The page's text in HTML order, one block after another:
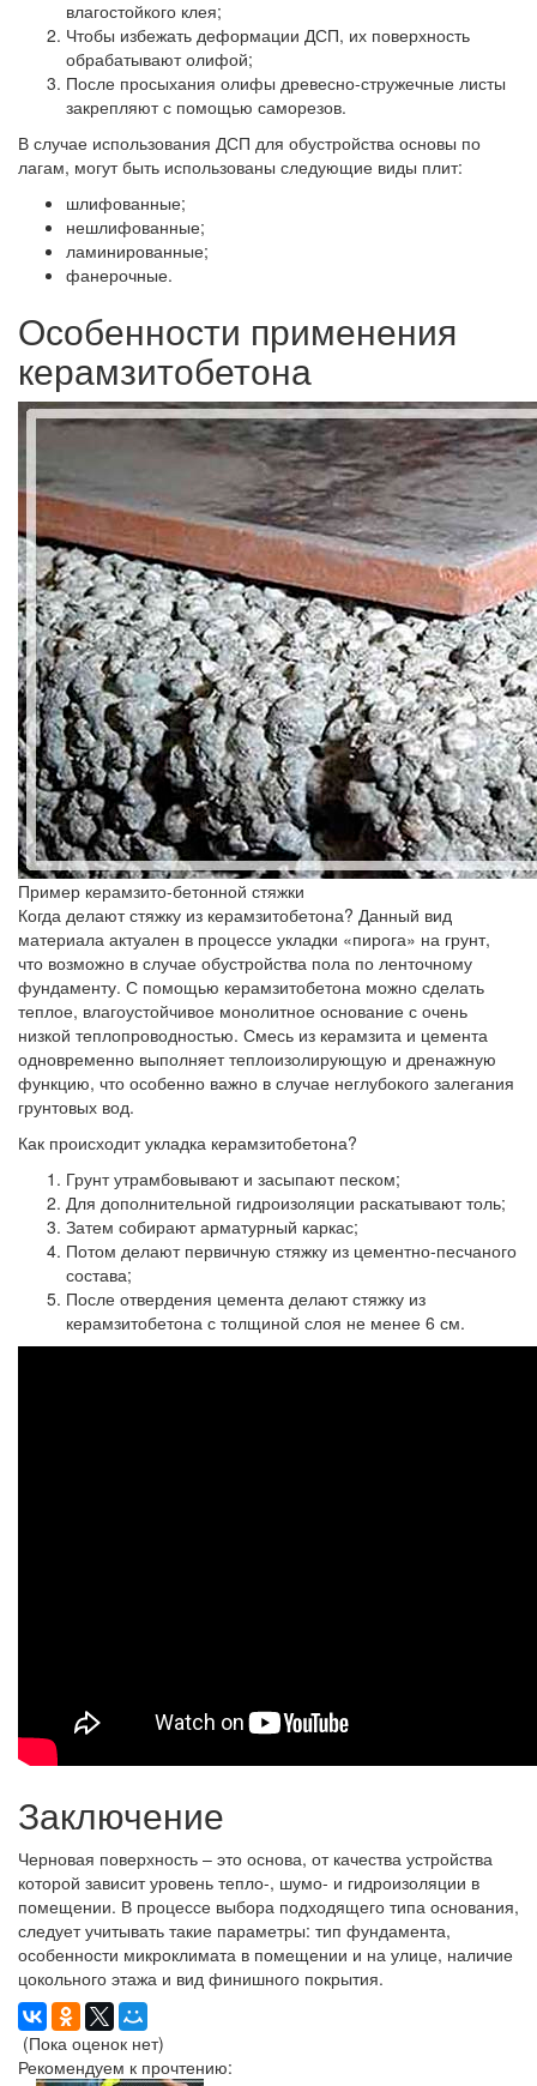
влагостойкого клея;
Чтобы избежать деформации ДСП, их поверхность
обрабатывают олифой;
После просыхания олифы древесно-стружечные листы
закрепляют с помощью саморезов.
В случае использования ДСП для обустройства основы по
лагам, могут быть использованы следующие виды плит:
шлифованные;
нешлифованные;
ламинированные;
фанерочные.
Особенности применения
керамзитобетона
Пример керамзито-бетонной стяжки
Когда делают стяжку из керамзитобетона? Данный вид
материала актуален в процессе укладки «пирога» на грунт,
что возможно в случае обустройства пола по ленточному
фундаменту. С помощью керамзитобетона можно сделать
теплое, влагоустойчивое монолитное основание с очень
низкой теплопроводностью. Смесь из керамзита и цемента
одновременно выполняет теплоизолирующую и дренажную
функцию, что особенно важно в случае неглубокого залегания
грунтовых вод.
Как происходит укладка керамзитобетона?
Грунт утрамбовывают и засыпают песком;
Для дополнительной гидроизоляции раскатывают толь;
Затем собирают арматурный каркас;
Потом делают первичную стяжку из цементно-песчаного
состава;
После отвердения цемента делают стяжку из
керамзитобетона с толщиной слоя не менее 6 см.
Заключение
Черновая поверхность – это основа, от качества устройства
которой зависит уровень тепло-, шумо- и гидроизоляции в
помещении. В процессе выбора подходящего типа основания,
следует учитывать такие параметры: тип фундамента,
особенности микроклимата в помещении и на улице, наличие
цокольного этажа и вид финишного покрытия.
(Пока оценок нет)
Рекомендуем к прочтению: